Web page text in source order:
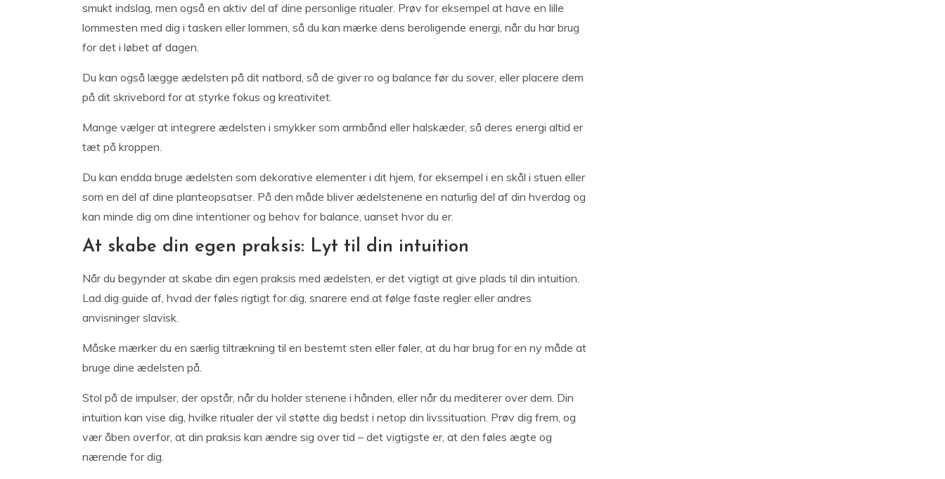
smukt indslag, men også en aktiv del af dine personlige ritualer. Prøv for eksempel at have en lille
lommesten med dig i tasken eller lommen, så du kan mærke dens beroligende energi, når du har brug
for det i løbet af dagen.
Du kan også lægge ædelsten på dit natbord, så de giver ro og balance før du sover, eller placere dem
på dit skrivebord for at styrke fokus og kreativitet.
Mange vælger at integrere ædelsten i smykker som armbånd eller halskæder, så deres energi altid er
tæt på kroppen.
Du kan endda bruge ædelsten som dekorative elementer i dit hjem, for eksempel i en skål i stuen eller
som en del af dine planteopsatser. På den måde bliver ædelstenene en naturlig del af din hverdag og
kan minde dig om dine intentioner og behov for balance, uanset hvor du er.
At skabe din egen praksis: Lyt til din intuition
Når du begynder at skabe din egen praksis med ædelsten, er det vigtigt at give plads til din intuition.
Lad dig guide af, hvad der føles rigtigt for dig, snarere end at følge faste regler eller andres
anvisninger slavisk.
Måske mærker du en særlig tiltrækning til en bestemt sten eller føler, at du har brug for en ny måde at
bruge dine ædelsten på.
Stol på de impulser, der opstår, når du holder stenene i hånden, eller når du mediterer over dem. Din
intuition kan vise dig, hvilke ritualer der vil støtte dig bedst i netop din livssituation. Prøv dig frem, og
vær åben overfor, at din praksis kan ændre sig over tid – det vigtigste er, at den føles ægte og
nærende for dig.